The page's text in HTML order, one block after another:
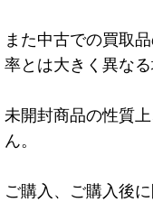
また中古での買取
率とは大きく異なる
未開封商品の性質
ん。
ご購入、ご購入後